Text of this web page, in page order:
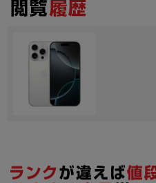
各項目のチェックボックスは「or検索」となります。
ただし機能別のみ「and検索」となります。